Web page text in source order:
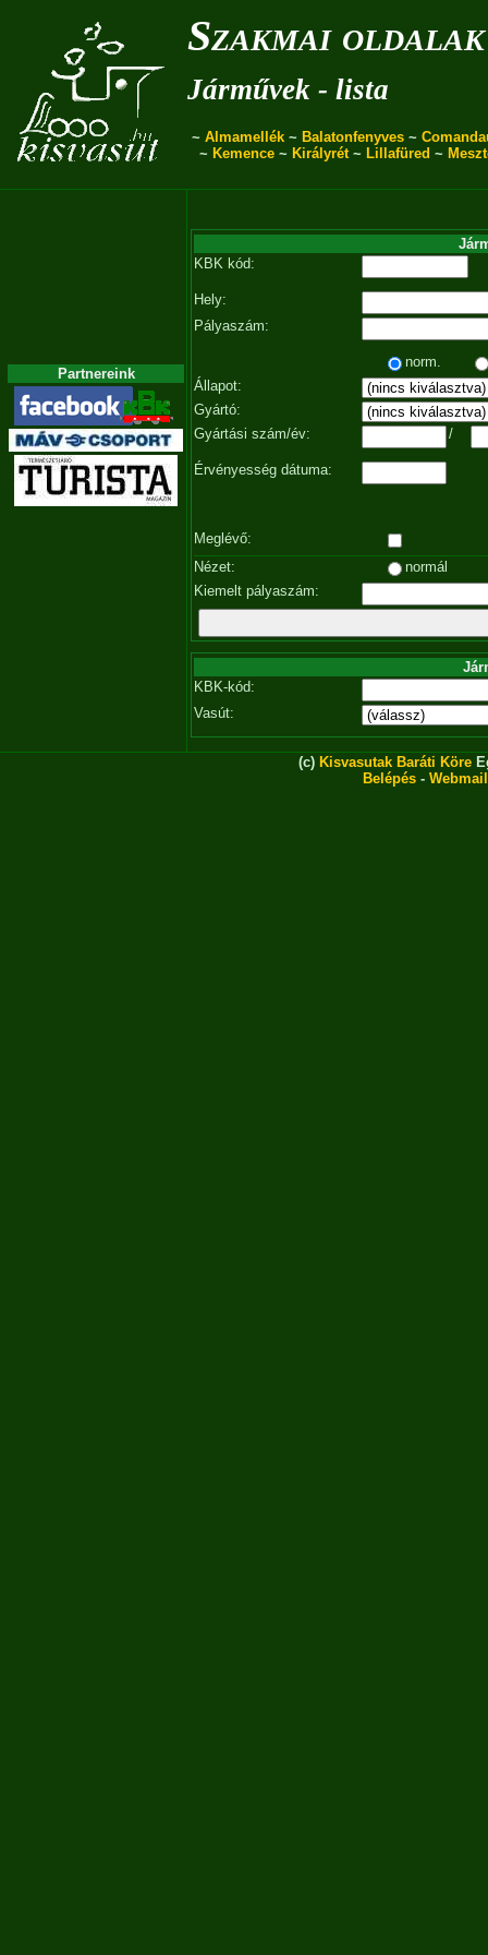
Szakmai oldalak
Járművek - lista
~ Almamellék ~ Balatonfenyves ~
~ Kemence~ Királyrét~ Lillafüred ~
Partnereink
KBK kód:
Hely:
Pályaszám:
norm.
Állapot:
Gyártó:
Gyártási szám/év:
/
Érvényesség dátuma:
Meglévő:
Nézet:
normál
Kiemelt pályaszám:
KBK-kód:
Vasút:
(c) Kisvasutak Baráti Köre
Belépés - Webmail